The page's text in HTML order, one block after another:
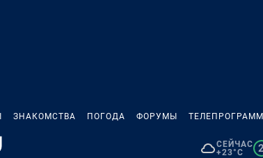
ЗНАКОМСТВА ПОГОДА ФОРУМЫ
СЕЙЧАС
+23°C
2